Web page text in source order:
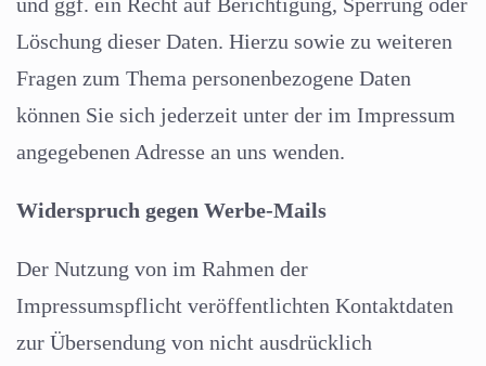
Löschung dieser Daten. Hierzu sowie zu weiteren
Fragen zum Thema personenbezogene Daten
können Sie sich jederzeit unter der im Impressum
angegebenen Adresse an uns wenden.
Widerspruch gegen Werbe-Mails
Der Nutzung von im Rahmen der
Impressumspflicht veröffentlichten Kontaktdaten
zur Übersendung von nicht ausdrücklich